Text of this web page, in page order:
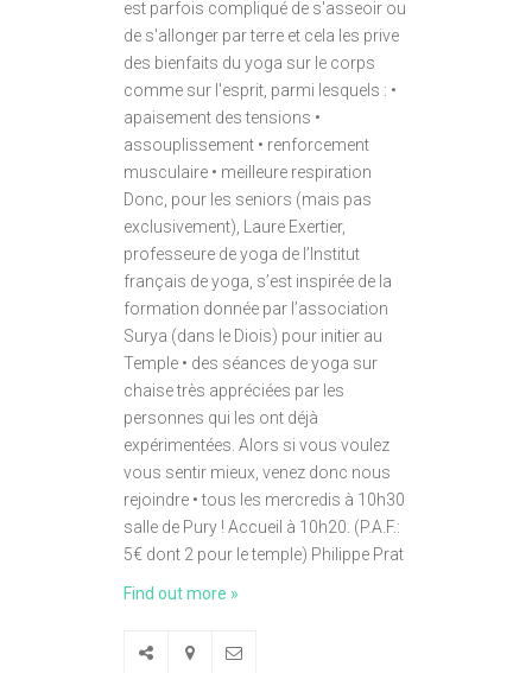
est parfois compliqué de s'asseoir ou
de s'allonger par terre et cela les prive
des bienfaits du yoga sur le corps
comme sur l'esprit, parmi lesquels : •
apaisement des tensions •
assouplissement • renforcement
musculaire • meilleure respiration
Donc, pour les seniors (mais pas
exclusivement), Laure Exertier,
professeure de yoga de l’Institut
français de yoga, s’est inspirée de la
formation donnée par l’association
Surya (dans le Diois) pour initier au
Temple • des séances de yoga sur
chaise très appréciées par les
personnes qui les ont déjà
expérimentées. Alors si vous voulez
vous sentir mieux, venez donc nous
rejoindre • tous les mercredis à 10h30
salle de Pury ! Accueil à 10h20. (P.A.F.:
5€ dont 2 pour le temple) Philippe Prat
Find out more »